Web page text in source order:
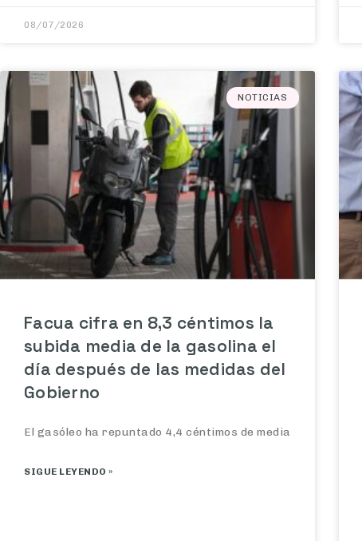
08/07/2026
NOTICIAS
Facua cifra en 8,3 céntimos la
subida media de la gasolina el
día después de las medidas del
Gobierno
El gasóleo ha repuntado 4,4 céntimos de media
SIGUE LEYENDO »